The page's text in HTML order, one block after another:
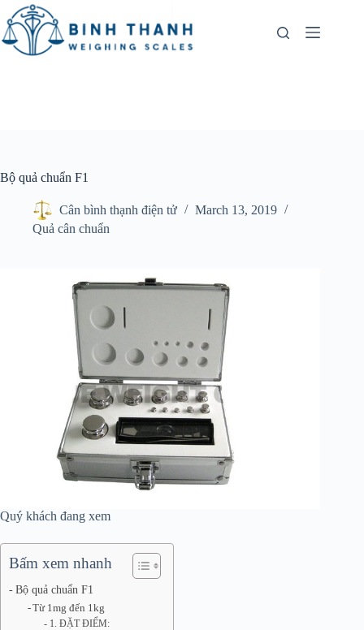
Skip
to
content
Bộ quả chuẩn F1
Cân bình thạnh điện tử
March 13, 2019
Quả cân chuẩn
Quý khách đang xem
Bấm xem nhanh
Bộ quả chuẩn F1
Từ 1mg đến 1kg
1. ĐẶT ĐIỂM: